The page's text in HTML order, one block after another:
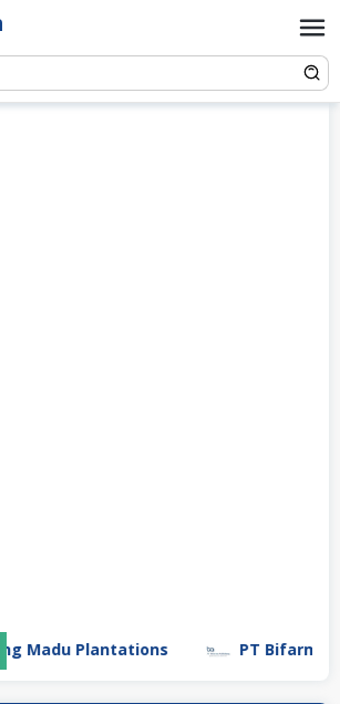
Plantations PT Bifarma